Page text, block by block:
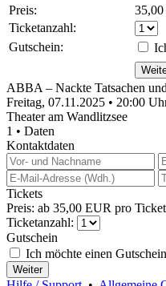
Preis:
Ticketanzahl:
Gutschein:
ABBA – Nackte Tatsachen
Freitag, 07.11.2025 • 20:00
Theater am Wandlitzsee
1 • Daten
Kontaktdaten
Tickets
Preis: ab 35,00 EUR pro Ticket
Ticketanzahl:
Gutschein
Ich möchte einen